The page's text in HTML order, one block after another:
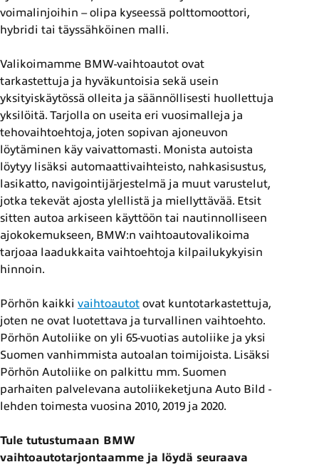
voimalinjoihin – olipa kyseessä polttomoottori,
hybridi tai täyssähköinen malli.
Valikoimamme BMW-vaihtoautot ovat
tarkastettuja ja hyväkuntoisia sekä usein
yksityiskäytössä olleita ja säännöllisesti huollettuja
yksilöitä. Tarjolla on useita eri vuosimalleja ja
tehovaihtoehtoja, joten sopivan ajoneuvon
löytäminen käy vaivattomasti. Monista autoista
löytyy lisäksi automaattivaihteisto, nahkasisustus,
lasikatto, navigointijärjestelmä ja muut varustelut,
jotka tekevät ajosta ylellistä ja miellyttävää. Etsit
sitten autoa arkiseen käyttöön tai nautinnolliseen
ajokokemukseen, BMW:n vaihtoautovalikoima
tarjoaa laadukkaita vaihtoehtoja kilpailukykyisin
hinnoin.
Pörhön kaikki vaihtoautot ovat kuntotarkastettuja,
joten ne ovat luotettava ja turvallinen vaihtoehto.
Pörhön Autoliike on yli 65-vuotias autoliike ja yksi
Suomen vanhimmista autoalan toimijoista. Lisäksi
Pörhön Autoliike on palkittu mm. Suomen
parhaiten palvelevana autoliikeketjuna Auto Bild -
lehden toimesta vuosina 2010, 2019 ja 2020.
Tule tutustumaan BMW
vaihtoautotarjontaamme ja löydä seuraava